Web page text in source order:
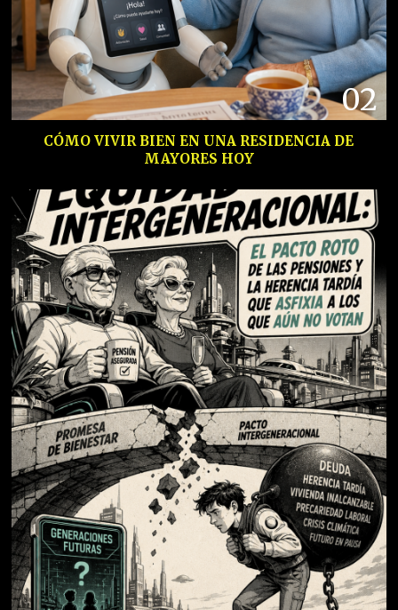
02
CÓMO VIVIR BIEN EN UNA RESIDENCIA DE
MAYORES HOY